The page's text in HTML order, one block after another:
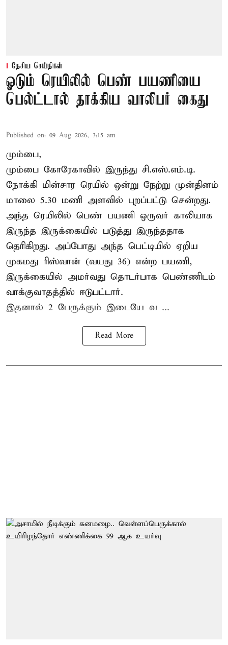
தேசிய செய்திகள்
ஓடும் ரெயிலில் பெண் பயணியை
பெல்ட்டால் தாக்கிய வாலிபர் கைது
Published on: 09 Aug 2026, 3:15 am
மும்பை,
மும்பை கோரேகாவில் இருந்து சி.எஸ்.எம்.டி.
நோக்கி மின்சார ரெயில் ஒன்று நேற்று முன்தினம்
மாலை 5.30 மணி அளவில் புறப்பட்டு சென்றது.
அந்த ரெயிலில் பெண் பயணி ஒருவர் காலியாக
இருந்த இருக்கையில் படுத்து இருந்ததாக
தெரிகிறது. அப்போது அந்த பெட்டியில் ஏறிய
முகமது ரிஸ்வான் (வயது 36) என்ற பயணி,
இருக்கையில் அமர்வது தொடர்பாக பெண்ணிடம்
வாக்குவாதத்தில் ஈடுபட்டார்.
இதனால் 2 பேருக்கும் இடையே வ ...
Read More